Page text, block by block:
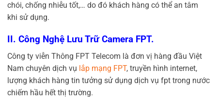
chói, chống nhiễu tốt,… do đó khách hàng có thể an tâm
khi sử dụng.
II. Công Nghệ Lưu Trữ Camera FPT.
Công ty viễn Thông FPT Telecom là đơn vị hàng đầu Việt
Nam chuyên dịch vụ lắp mạng FPT, truyền hình internet,
lượng khách hàng tin tưởng sử dụng dịch vụ fpt trong nước
chiếm hầu hết thị trường.